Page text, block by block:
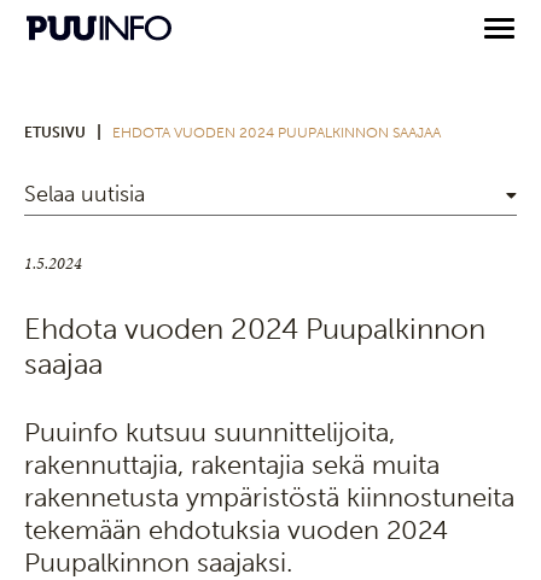
ETUSIVU EHDOTA VUODEN 2024 PUUPALKINNON SAAJAA
Selaa uutisia
1.5.2024
Ehdota vuoden 2024 Puupalkinnon
saajaa
Puuinfo kutsuu suunnittelijoita,
rakennuttajia, rakentajia sekä muita
rakennetusta ympäristöstä kiinnostuneita
tekemään ehdotuksia vuoden 2024
Puupalkinnon saajaksi.